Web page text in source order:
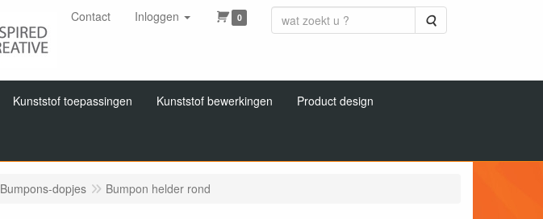
Contact Inloggen 0 Zoeken
Kunststof toepassingen Kunststof bewerkingen Product design
Bumpons-dopjes Bumpon helder rond